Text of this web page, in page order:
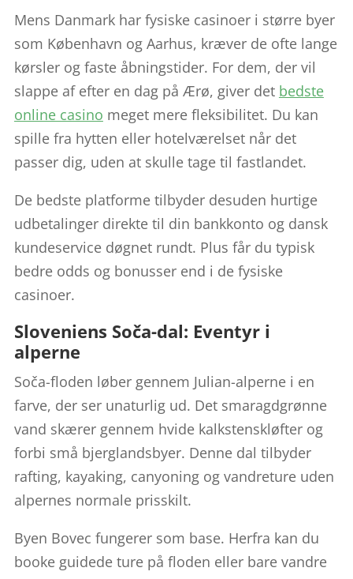
Mens Danmark har fysiske casinoer i større byer
som København og Aarhus, kræver de ofte lange
kørsler og faste åbningstider. For dem, der vil
slappe af efter en dag på Ærø, giver det bedste
online casino meget mere fleksibilitet. Du kan
spille fra hytten eller hotelværelset når det
passer dig, uden at skulle tage til fastlandet.
De bedste platforme tilbyder desuden hurtige
udbetalinger direkte til din bankkonto og dansk
kundeservice døgnet rundt. Plus får du typisk
bedre odds og bonusser end i de fysiske
casinoer.
Sloveniens Soča-dal: Eventyr i
alperne
Soča-floden løber gennem Julian-alperne i en
farve, der ser unaturlig ud. Det smaragdgrønne
vand skærer gennem hvide kalkstenskløfter og
forbi små bjerglandsbyer. Denne dal tilbyder
rafting, kayaking, canyoning og vandreture uden
alpernes normale prisskilt.
Byen Bovec fungerer som base. Herfra kan du
booke guidede ture på floden eller bare vandre